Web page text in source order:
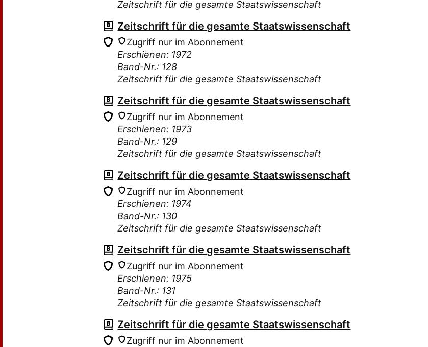
Zeitschrift für die gesamte Staatswissenschaft
Zeitschrift für die gesamte Staatswissenschaft
Zugriff nur im Abonnement
Erschienen: 1972
Band-Nr.: 128
Zeitschrift für die gesamte Staatswissenschaft
Zeitschrift für die gesamte Staatswissenschaft
Zugriff nur im Abonnement
Erschienen: 1973
Band-Nr.: 129
Zeitschrift für die gesamte Staatswissenschaft
Zeitschrift für die gesamte Staatswissenschaft
Zugriff nur im Abonnement
Erschienen: 1974
Band-Nr.: 130
Zeitschrift für die gesamte Staatswissenschaft
Zeitschrift für die gesamte Staatswissenschaft
Zugriff nur im Abonnement
Erschienen: 1975
Band-Nr.: 131
Zeitschrift für die gesamte Staatswissenschaft
Zeitschrift für die gesamte Staatswissenschaft
Zugriff nur im Abonnement